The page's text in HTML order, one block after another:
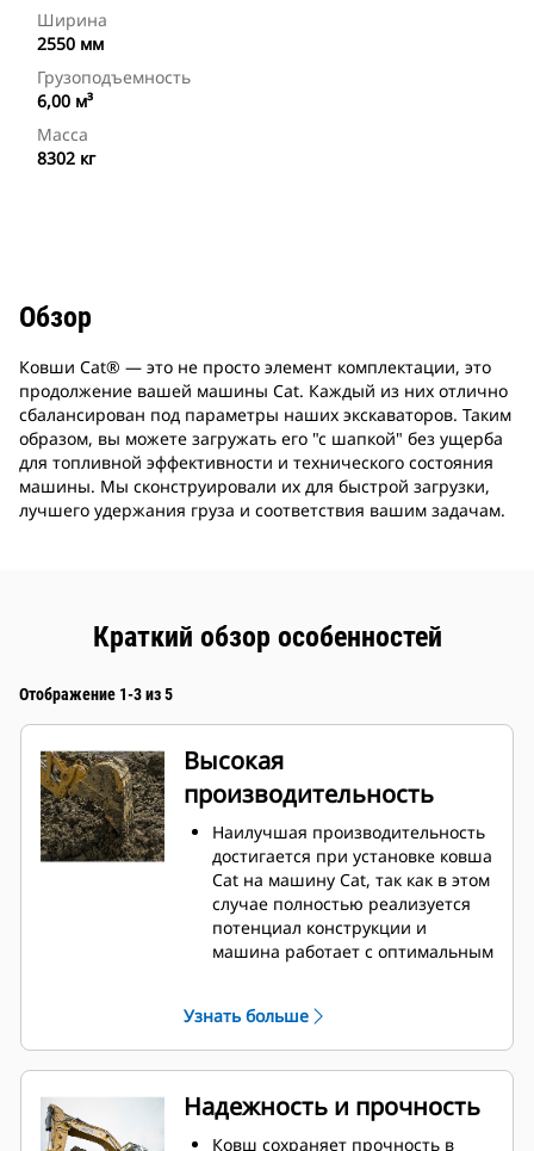
Ширина
2550 мм
Грузоподъемность
6,00 м³
Масса
8302 кг
Обзор
Ковши Cat® — это не просто элемент комплектации, это
продолжение вашей машины Cat. Каждый из них отлично
сбалансирован под параметры наших экскаваторов. Таким
образом, вы можете загружать его "с шапкой" без ущерба
для топливной эффективности и технического состояния
машины. Мы сконструировали их для быстрой загрузки,
лучшего удержания груза и соответствия вашим задачам.
Краткий обзор особенностей
Отображение 1-3 из 5
Высокая
производительность
Наилучшая производительность
достигается при установке ковша
Cat на машину Cat, так как в этом
случае полностью реализуется
потенциал конструкции и
машина работает с оптимальным
Профиль кожуха с двойным
радиусом позволяет улучшить
попадание материала в ковш.
упора гарантирует, что нижняя
часть ковша не цепляется за
Узнать больше
Надежность и прочность
Ковш сохраняет прочность в